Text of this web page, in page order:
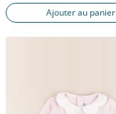
Ajouter au panier